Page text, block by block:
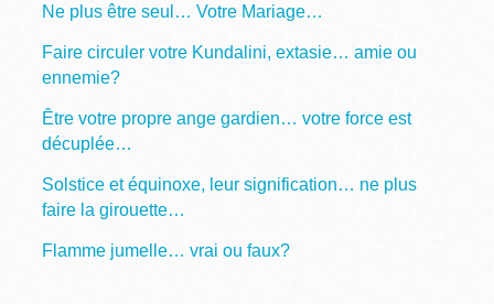
Ne plus être seul… Votre Mariage…
Faire circuler votre Kundalini, extasie… amie ou
ennemie?
Être votre propre ange gardien… votre force est
décuplée…
Solstice et équinoxe, leur signification… ne plus
faire la girouette…
Flamme jumelle… vrai ou faux?